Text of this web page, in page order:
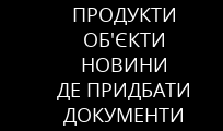
CERESIT CT 17
ПРОДУКТИ
ОБ'ЄКТИ
НОВИНИ
ДЕ ПРИДБАТИ
ДОКУМЕНТИ